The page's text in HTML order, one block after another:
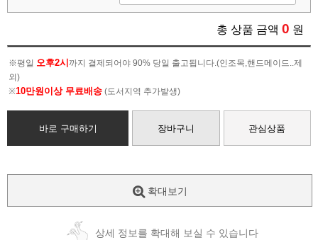
총 상품 금액 0 원
※평일 오후2시 까지 결제되어야 90% 당일 출고됩니다.(인조목,핸드메이드..제
외)
※10만원이상 무료배송 (도서지역 추가발생)
바로 구매하기 장바구니 관심상품
확대보기
상세 정보를 확대해 보실 수 있습니다